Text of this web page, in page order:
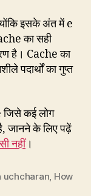
इसके अंत में e
का सही
है। Cache का
पदार्थों का गुप्त
कई लोग
जानने के लिए पढ़ें
नहीं।
uchcharan, How